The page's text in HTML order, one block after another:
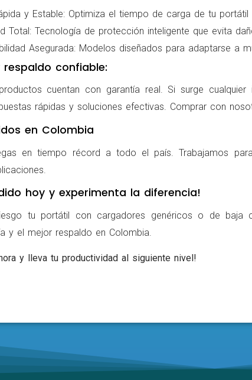
y Estable: Optimiza el tiempo de carga de tu portátil
Total: Tecnología de protección inteligente que evita
Asegurada: Modelos diseñados para adaptarse a
confiable:
cuentan con garantía real. Si surge
rápidas y soluciones efectivas. Comprar con
en Colombia
en tiempo récord a todo el país. Trabajamos
hoy y experimenta la diferencia!
tu portátil con cargadores genéricos o de baja
y el mejor respaldo en Colombia.
y lleva tu productividad al siguiente nivel!